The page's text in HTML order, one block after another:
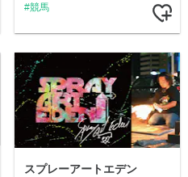
競馬
スプレーアートエデン